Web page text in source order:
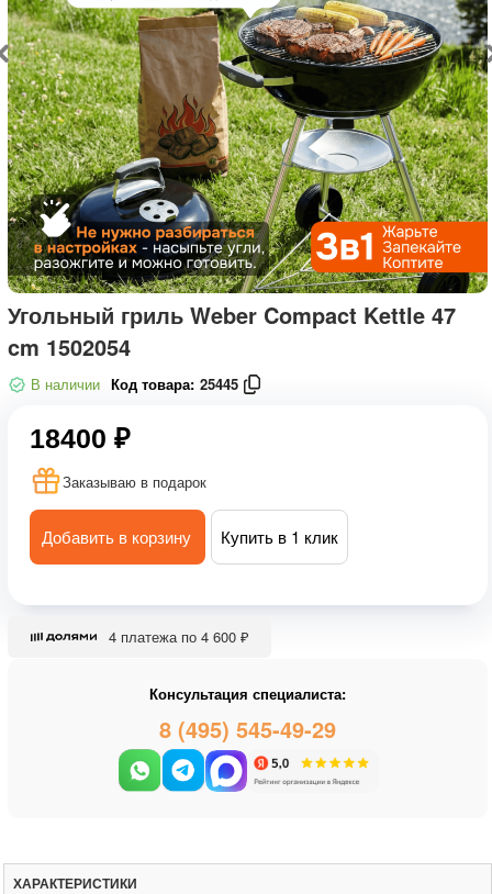
Угольный гриль Weber Compact Kettle 47
cm 1502054
В наличии Код товара: 25445
18400 ₽
Заказываю в подарок
Добавить в корзину Купить в 1 клик
4 платежа по 4 600 ₽
Консультация специалиста:
8 (495) 545-49-29
ХАРАКТЕРИСТИКИ